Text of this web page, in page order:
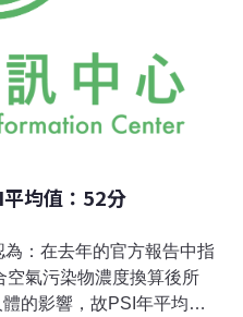
均值：52分
：在去年的官方報告中指
空氣污染物濃度換算後所
的影響，故PSI年平均較